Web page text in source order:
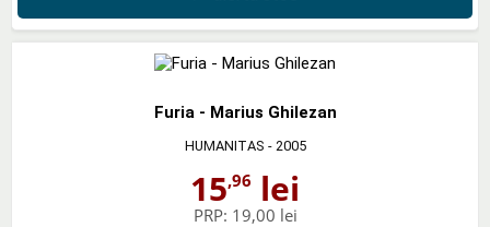
Furia - Marius Ghilezan
HUMANITAS - 2005
15,96 lei
PRP: 19,00 lei